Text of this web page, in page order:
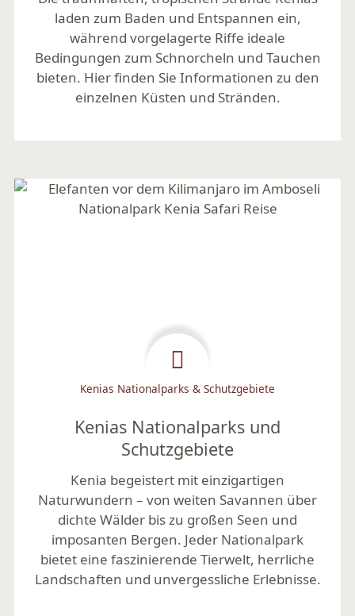
laden zum Baden und Entspannen ein,
während vorgelagerte Riffe ideale
Bedingungen zum Schnorcheln und Tauchen
bieten. Hier finden Sie Informationen zu den
einzelnen Küsten und Stränden.
Kenias Nationalparks & Schutzgebiete
Kenias Nationalparks und
Schutzgebiete
Kenia begeistert mit einzigartigen
Naturwundern – von weiten Savannen über
dichte Wälder bis zu großen Seen und
imposanten Bergen. Jeder Nationalpark
bietet eine faszinierende Tierwelt, herrliche
Landschaften und unvergessliche Erlebnisse.